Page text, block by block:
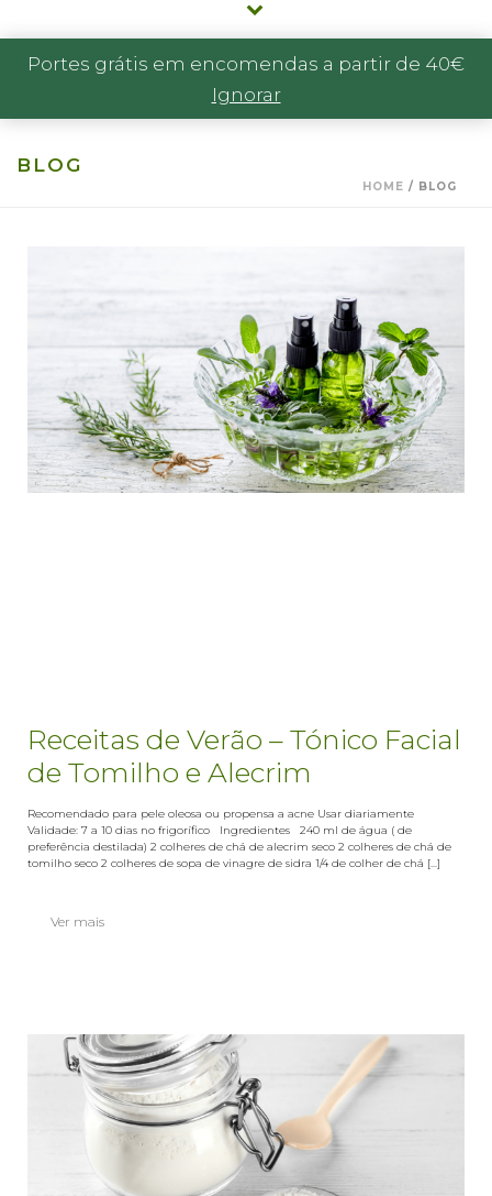
Portes grátis em encomendas a partir de 40€
Ignorar
BLOG
HOME / BLOG
Receitas de Verão – Tónico Facial
de Tomilho e Alecrim
Recomendado para pele oleosa ou propensa a acne Usar diariamente
Validade: 7 a 10 dias no frigorífico Ingredientes 240 ml de água ( de
preferência destilada) 2 colheres de chá de alecrim seco 2 colheres de chá de
tomilho seco 2 colheres de sopa de vinagre de sidra 1/4 de colher de chá [...]
Ver mais